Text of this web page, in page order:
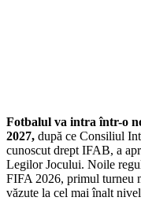
Fotbalul va intra într-o
2027, după ce Consiliul
cunoscut drept IFAB, a
Legilor Jocului. Noile
FIFA 2026, primul turneu
văzute la cel mai înalt